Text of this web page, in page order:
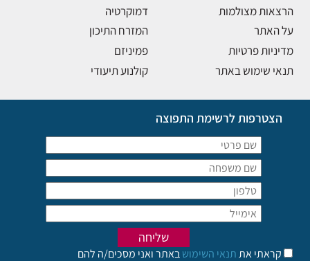
הרצאות מצולמות
על האתר
מדיניות פרטיות
תנאי שימוש באתר
דמוקרטיה
המזרח התיכון
פמיניזם
קולנוע תיעודי
הצטרפות לרשימת התפוצה
קראתי אתתנאי השימושבאתר ואני מסכים/ה להם